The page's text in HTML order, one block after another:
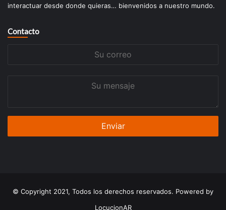
interactuar desde donde quieras… bienvenidos a nuestro mundo.
Contacto
© Copyright 2021, Todos los derechos reservados. Powered by
LocucionAR